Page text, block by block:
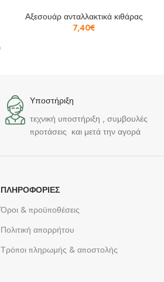
Αξεσουάρ ανταλλακτικά κιθάρας
7,40€
Υποστήριξη
τεχνική υποστήριξη , συμβουλές
προτάσεις και μετά την αγορά
ΠΛΗΡΟΦΟΡΊΕΣ
Όροι & προϋποθέσεις
Πολιτική απορρήτου
Τρόποι πληρωμής & αποστολής